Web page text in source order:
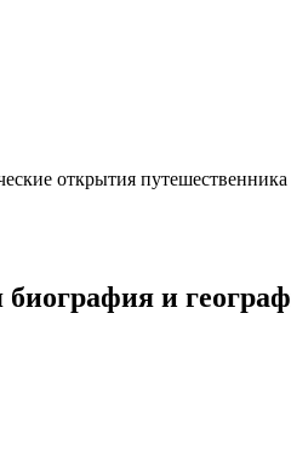
открытия путешественника
и